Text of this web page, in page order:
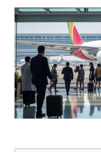
:
DE
ET